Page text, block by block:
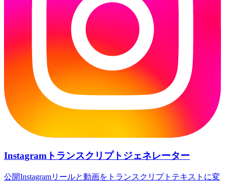
Instagramトランスクリプトジェネレーター
公開Instagramリールと動画をトランスクリプトテキストに変